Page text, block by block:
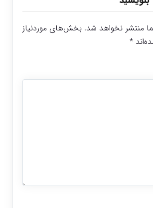
منتشر نخواهد شد. بخش‌های موردنیاز
*